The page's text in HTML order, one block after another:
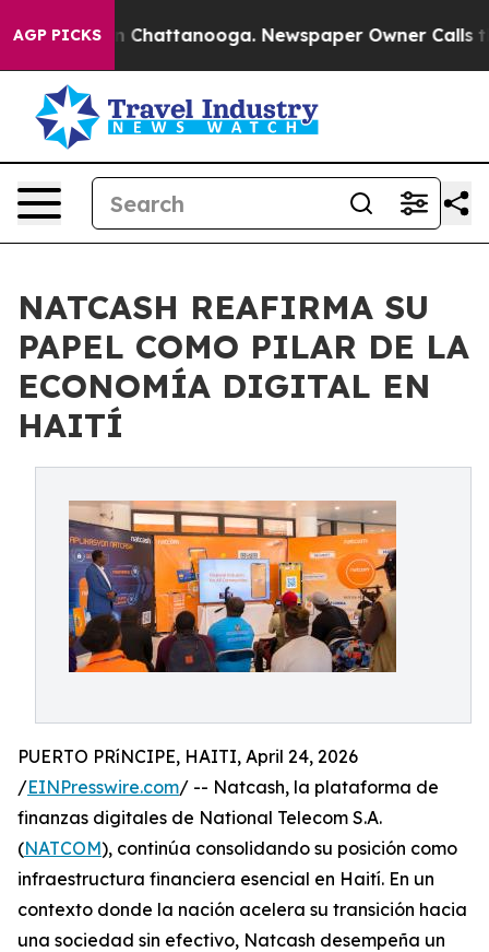
AGP PICKS
Chaos in Chattanooga. Newspaper Owner Calls the
NATCASH REAFIRMA SU
PAPEL COMO PILAR DE LA
ECONOMÍA DIGITAL EN
HAITÍ
PUERTO PRíNCIPE, HAITI, April 24, 2026
/EINPresswire.com/ -- Natcash, la plataforma de
finanzas digitales de National Telecom S.A.
(NATCOM), continúa consolidando su posición como
infraestructura financiera esencial en Haití. En un
contexto donde la nación acelera su transición hacia
una sociedad sin efectivo, Natcash desempeña un